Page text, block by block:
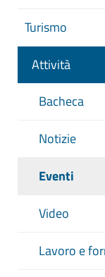
Turismo
Attività
Bacheca
Notizie
Eventi
Video
Lavoro e